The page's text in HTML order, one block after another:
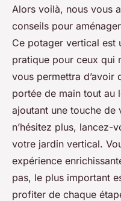
Alors voilà, nous vous
conseils pour
Ce potager vertical est
pratique pour ceux qui
vous permettra d’avoir
portée de main tout au
ajoutant une touche de
n’hésitez plus, lancez-
votre jardin vertical.
expérience
pas, le plus important
profiter de chaque